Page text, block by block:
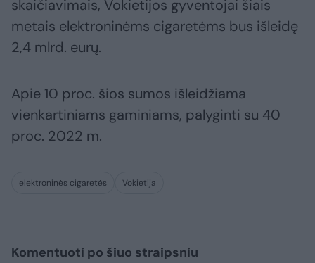
skaičiavimais, Vokietijos gyventojai šiais
metais elektroninėms cigaretėms bus išleidę
2,4 mlrd. eurų.
Apie 10 proc. šios sumos išleidžiama
vienkartiniams gaminiams, palyginti su 40
proc. 2022 m.
elektroninės cigaretės Vokietija
Komentuoti po šiuo straipsniu